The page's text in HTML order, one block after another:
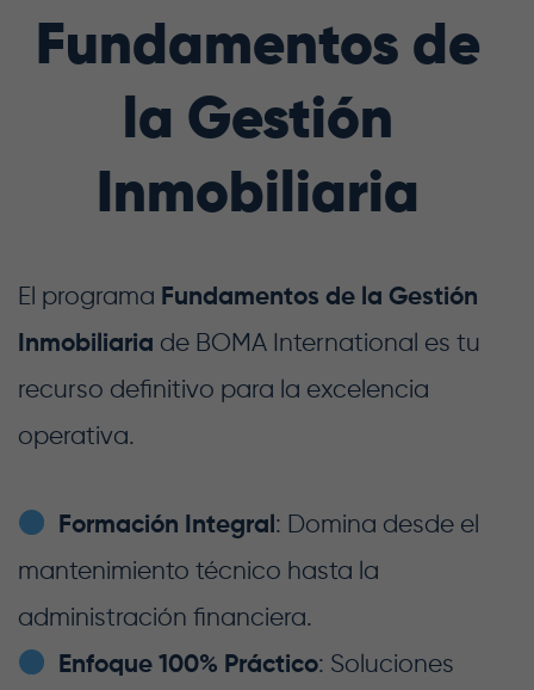
Fundamentos de
la Gestión
Inmobiliaria
El programa Fundamentos de la Gestión
Inmobiliaria de BOMA International es tu
recurso definitivo para la excelencia
operativa.
Formación Integral : Domina desde el
mantenimiento técnico hasta la
administración financiera.
Enfoque 100% Práctico: Soluciones